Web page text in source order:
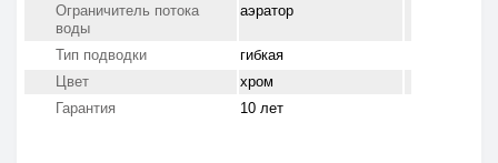
Ограничитель потока
воды
аэратор
Тип подводки
гибкая
Цвет
хром
Гарантия
10 лет